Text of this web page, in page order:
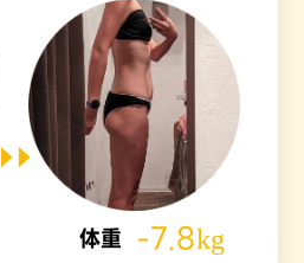
体重 -7.8kg